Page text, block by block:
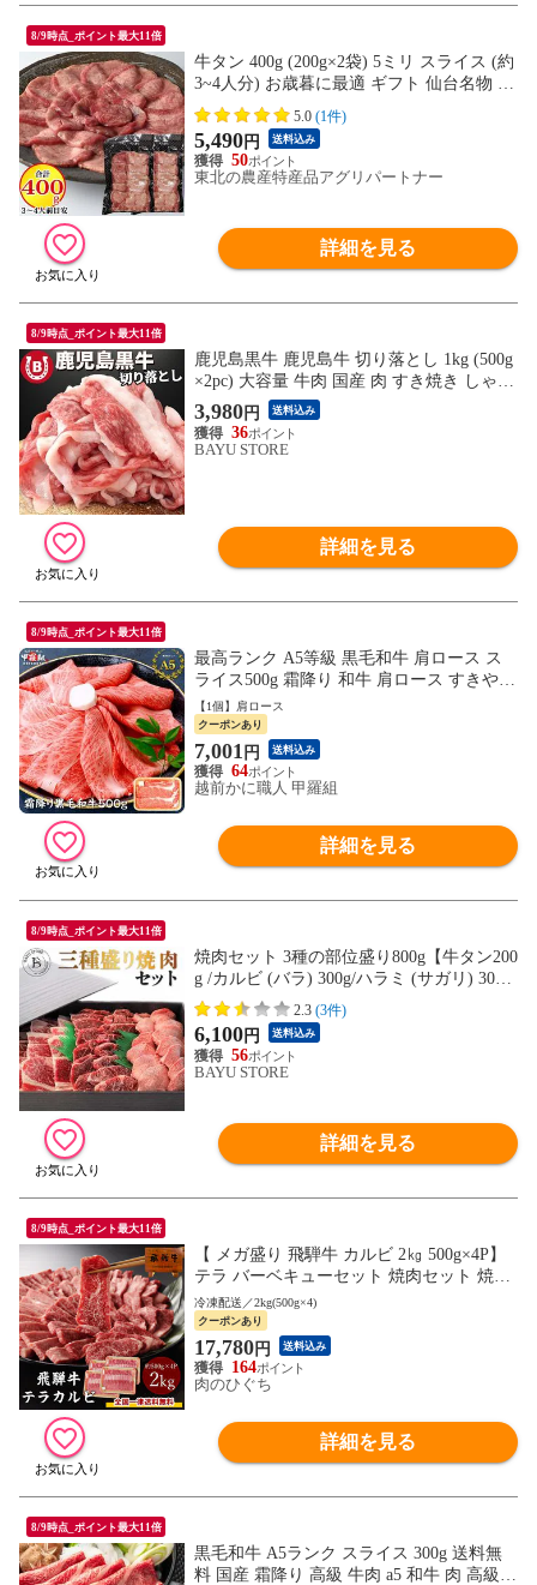
8/9時点_ポイント最大11倍
牛タン 400g (200g×2袋) 5ミリ スライス (約
3~4人分) お歳暮に最適 ギフト 仙台名物 贈
り物 送料無料 はらから [牛たん 400g (5mm
200g×2)] 冷凍 沖縄・離島配送不可
5.0 (1件)
5,490円 送料込み
50
東北の農産特産品アグリパートナー
詳細を見る
8/9時点_ポイント最大11倍
鹿児島黒牛 鹿児島牛 切り落とし 1kg (500g
×2pc) 大容量 牛肉 国産 肉 すき焼き しゃぶ
しゃぶ 牛丼 プルコギ 肉じゃが 焼肉 霜降
り 赤身肉 牛 和牛 国産牛 黒毛和牛 食品 お
肉
3,980円 送料込み
36
BAYU STORE
詳細を見る
8/9時点_ポイント最大11倍
最高ランク A5等級 黒毛和牛 肩ロース ス
ライス500g 霜降り 和牛 肩ロース すきやき
用 しゃぶしゃぶ 和牛 焼肉 高級肉 お取り
寄せ 国産和牛 海鮮vs肉
【1個】肩ロース
クーポンあり
7,001 円 送料込み
64
越前かに職人 甲羅組
詳細を見る
8/9時点_ポイント最大11倍
焼肉セット 3種の部位盛り800g【牛タン200
g /カルビ (バラ) 300g/ハラミ (サガリ) 300
g】焼き肉 3種 焼き肉 BBQ 食べ比べ タン
カルビ ハラミ バーベキュー 化粧箱入り お
中元 御中元 お歳暮 ギフト 冷凍便
2.3 (3件)
6,100円 送料込み
56
BAYU STORE
詳細を見る
8/9時点_ポイント最大11倍
【 メガ盛り 飛騨牛 カルビ 2㎏ 500g×4P】
テラ バーベキューセット 焼肉セット 焼肉
焼き肉 肉 バーベキュー 銘柄和牛 黒毛和牛
BBQ 牛肉 d5
冷凍配送／2kg(500g×4)
クーポンあり
17,780円 送料込み
164
肉のひぐち
詳細を見る
8/9時点_ポイント最大11倍
黒毛和牛 A5ランク スライス 300g 送料無
料 国産 霜降り 高級 牛肉 a5 和牛 肉 高級肉